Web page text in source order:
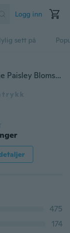
Logg inn
sett på
Plus Size Damemote Empire Empire Midje Paisley Blomster Vintage Trykt 3/4 ermet Utvidet tunika Topper S-5XL
475
174